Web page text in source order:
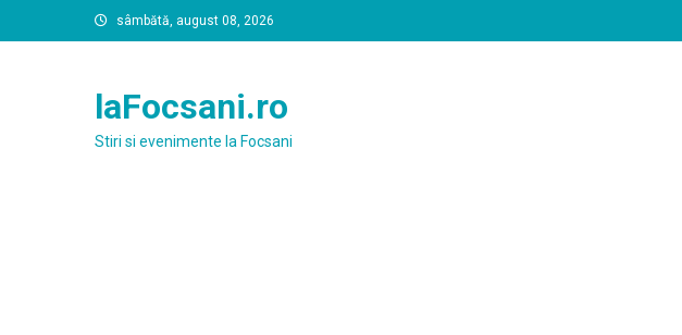
to
sâmbătă, august 08, 2026
laFocsani.ro
Stiri si evenimente la Focsani